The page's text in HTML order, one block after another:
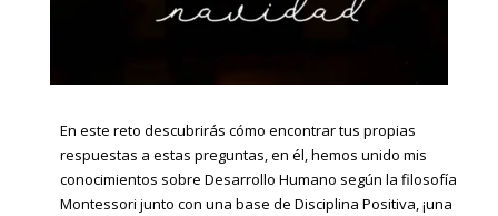
En este reto descubrirás cómo encontrar tus propias
respuestas a estas preguntas, en él, hemos unido mis
conocimientos sobre Desarrollo Humano según la filosofía
Montessori junto con una base de Disciplina Positiva, ¡una